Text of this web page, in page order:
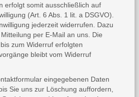
erfolgt somit ausschließlich auf
(Art. 6 Abs. 1 lit. a DSGVO).
jederzeit widerrufen. Dazu
per E-Mail an uns. Die
zum Widerruf erfolgten
bleibt vom Widerruf
eingegebenen Daten
Sie uns zur Löschung auffordern,